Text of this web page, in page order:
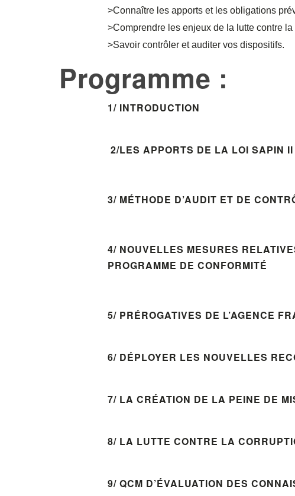
>Connaître les apports et les obligations
>Comprendre les enjeux de la lutte contre
>Savoir contrôler et auditer vos dispositifs.
Programme :
1/ INTRODUCTION
2/LES APPORTS DE LA LOI SAPIN
3/ MÉTHODE D’AUDIT ET DE
4/ NOUVELLES MESURES
PROGRAMME DE CONFORMITÉ
5/ PRÉROGATIVES DE L’AGENCE
6/ DÉPLOYER LES NOUVELLES
7/ LA CRÉATION DE LA PEINE DE
8/ LA LUTTE CONTRE LA
9/ QCM D’ÉVALUATION DES